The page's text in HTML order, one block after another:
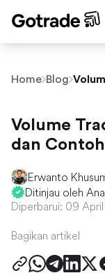
Home Blog
Volume
dan
Erwanto
Ditinjau oleh
Diperbarui: 09
Bagikan artikel